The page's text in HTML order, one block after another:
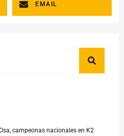
EMAIL
campeonas nacionales en K2